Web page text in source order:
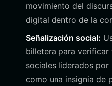
movimiento del
digital dentro de la
Señalización social:
billetera para verificar
sociales liderados por
como una insignia de